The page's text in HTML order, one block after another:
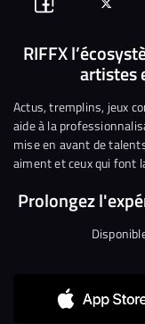
Continuer sans accepter
Suivez-
nous
Facebook
sur
RIFFX
artistes
Actus, tremplins, jeux
aide à la
mise en avant de
aiment et ceux qui font
Prolongez